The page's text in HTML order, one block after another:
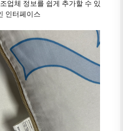
업체 정보를 쉽게 추가할 수 있
인터페이스